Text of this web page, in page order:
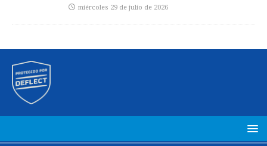
miércoles 29 de julio de 2026